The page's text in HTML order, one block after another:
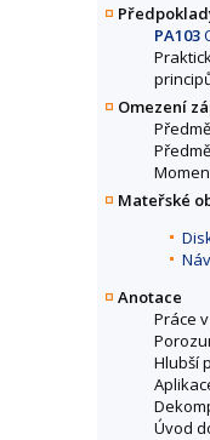
PA103
Omezení
Mateřské
Anotace
Práce
Hlubší
Úvod